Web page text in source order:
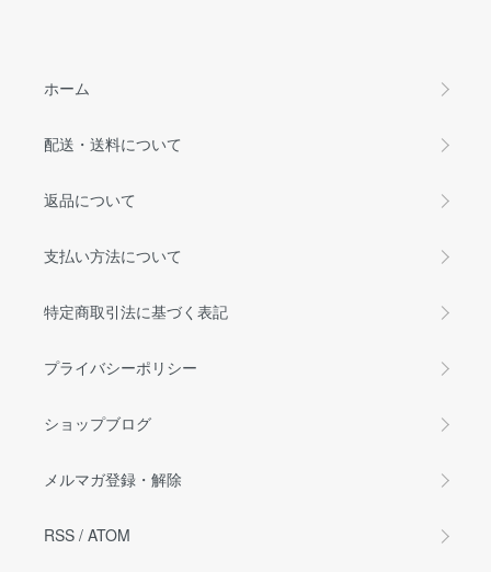
ホーム
配送・送料について
返品について
支払い方法について
特定商取引法に基づく表記
プライバシーポリシー
ショップブログ
メルマガ登録・解除
RSS / ATOM